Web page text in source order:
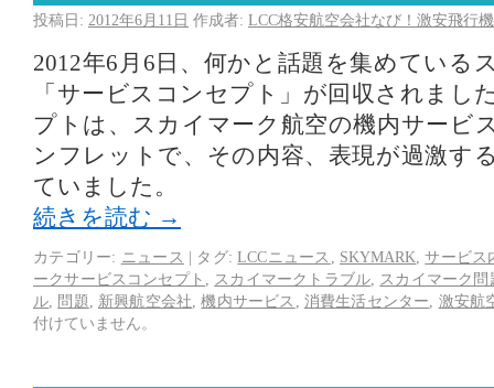
投稿日: 2012年6月11日 作成者: LCC格安航空会社なび！激安飛行
2012年6月6日、何かと話題を集めている
「サービスコンセプト」が回収されまし
プトは、スカイマーク航空の機内サービ
ンフレットで、その内容、表現が過激す
ていました。
続きを読む →
カテゴリー: ニュース | タグ: LCCニュース SKYMARK ,サービス
ークサービスコンセプト
スカイマークトラブル
スカイマーク問
ル
問題 新興航空会社 ,機内サービス 消費生活センター
激安航
付けていません。